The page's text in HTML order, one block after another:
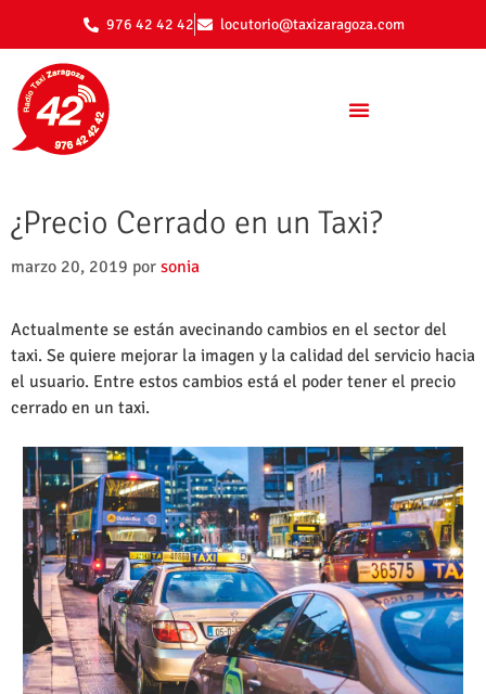
976 42 42 42 locutorio@taxizaragoza.com
¿Precio Cerrado en un Taxi?
marzo 20, 2019 por sonia
Actualmente se están avecinando cambios en el sector del
taxi. Se quiere mejorar la imagen y la calidad del servicio hacia
el usuario. Entre estos cambios está el poder tener el precio
cerrado en un taxi.